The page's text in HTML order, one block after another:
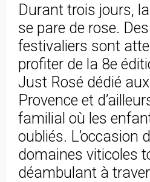
Durant trois jours,
se pare de rose.
festivaliers sont
profiter de la 8e
Just Rosé dédié
Provence et
familial où les
oubliés. L’occasion
domaines viticoles
déambulant à